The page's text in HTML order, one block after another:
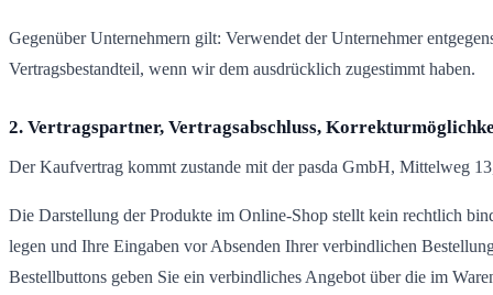
Gegenüber Unternehmern gilt: Verwendet der Unternehmer
Vertragsbestandteil, wenn wir dem ausdrücklich zugestimmt haben.
2. Vertragspartner, Vertragsabschluss,
Der Kaufvertrag kommt zustande mit der pasda GmbH, Mittelweg
Die Darstellung der Produkte im Online-Shop stellt kein rechtlich
legen und Ihre Eingaben vor Absenden Ihrer verbindlichen
Bestellbuttons geben Sie ein verbindliches Angebot über die im